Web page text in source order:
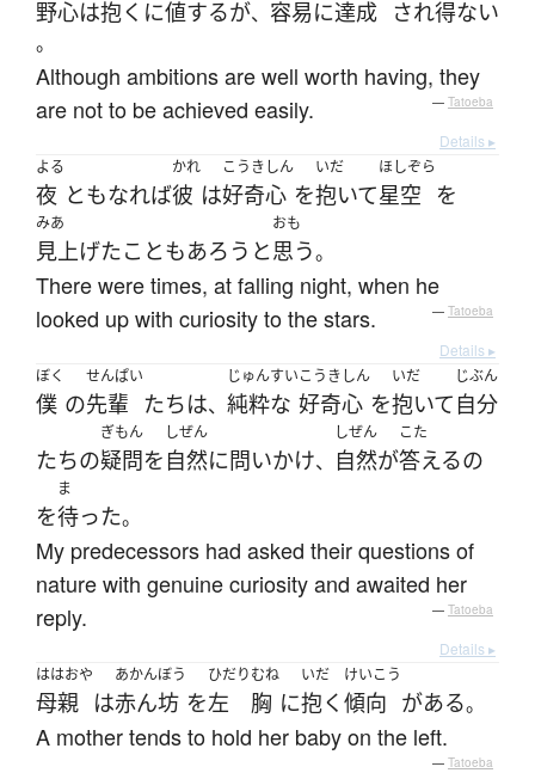
野心は抱く に値するが、 容易に達成 され得ない
。
Although ambitions are well worth having, they
are not to be achieved easily.
— Tatoeba
Details ▸
よる
夜 ともなれば
かれ
彼 は
こうきしん
好奇心 を
いだ
抱いて
ほしぞら
星空 を
みあ
見上げたこともあろう と
おも
思う。
There were times, at falling night, when he
looked up with curiosity to the stars.
— Tatoeba
Details ▸
ぼく
僕 の
せんぱい
先輩 たちは、
じゅんすい
純粋な
こうきしん
好奇心 を
いだ
抱いて
じぶん
自分
たちの
ぎもん
疑問を
しぜん
自然に問いかけ、
しぜん
自然が
こた
答えるの
を
ま
待った。
My predecessors had asked their questions of
nature with genuine curiosity and awaited her
reply.
— Tatoeba
Details ▸
ははおや
母親 は
あかんぼう
赤ん坊 を
ひだり
左
むね
胸 に
いだ
抱く
けいこう
傾向 がある。
A mother tends to hold her baby on the left.
— Tatoeba